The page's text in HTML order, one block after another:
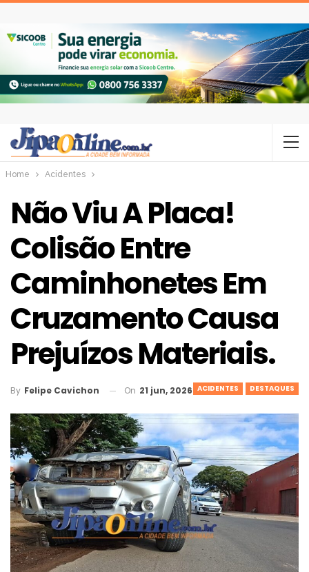
Home Acidentes
Não Viu A Placa!
Colisão Entre
Caminhonetes Em
Cruzamento Causa
Prejuízos Materiais.
ACIDENTES DESTAQUES
By Felipe Cavichon On 21 jun, 2026